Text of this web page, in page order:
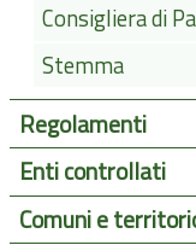
Consigliera di
Stemma
Regolamenti
Enti controllati
Comuni e